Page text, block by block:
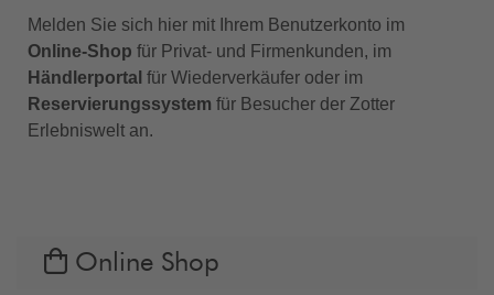
Melden Sie sich hier mit Ihrem Benutzerkonto im
Online-Shop für Privat- und Firmenkunden, im
Händlerportal für Wiederverkäufer oder im
Reservierungssystem für Besucher der Zotter
Erlebniswelt an.
Online Shop